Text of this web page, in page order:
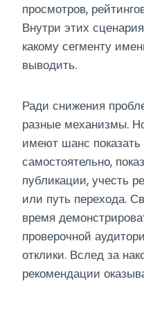
просмотров,
Внутри этих
какому сегменту
выводить.
Ради снижения
разные механизмы.
имеют шанс
самостоятельно,
публикации, учесть
или путь перехода.
время
проверочной
отклики. Вслед за
рекомендации